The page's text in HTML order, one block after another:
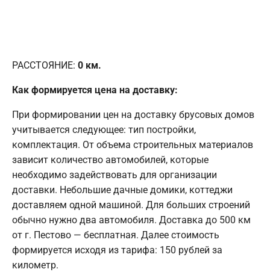
РАССТОЯНИЕ: 0 км.
Как формируется цена на доставку:
При формировании цен на доставку брусовых домов
учитывается следующее: тип постройки,
комплектация. От объема строительных материалов
зависит количество автомобилей, которые
необходимо задействовать для организации
доставки. Небольшие дачные домики, коттеджи
доставляем одной машиной. Для больших строений
обычно нужно два автомобиля. Доставка до 500 км
от г. Пестово — бесплатная. Далее стоимость
формируется исходя из тарифа: 150 рублей за
километр.